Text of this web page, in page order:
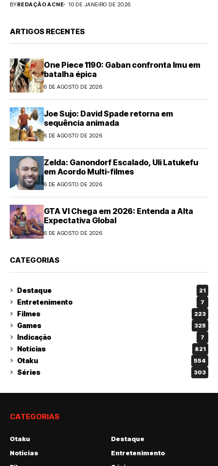
BYREDAÇÃO ACNE 10 DE JANEIRO DE 2026
ARTIGOS RECENTES
One Piece 1190: Gaban confronta Imu em
batalha épica
6 DE AGOSTO DE 2026
Joe Sujo: David Spade retorna em
sequência animada
6 DE AGOSTO DE 2026
Zelda: Ganondorf Escalado, Uli Latukefu
em Acordo Multi-filmes
6 DE AGOSTO DE 2026
GTA VI Chega em 2026: Entenda a Alta
Expectativa Global
6 DE AGOSTO DE 2026
CATEGORIAS
Destaque 21
Entretenimento 7
Filmes 223
Games 325
Indicação 7
Notícias 821
Otaku 554
Séries 303
CATEGORIAS
Otaku
Destaque
Notícias
Entretenimento